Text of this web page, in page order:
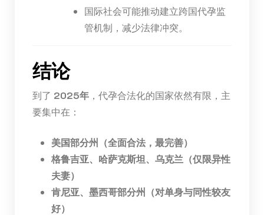
国际社会可能推动建立跨国代孕监
管机制，减少法律冲突。
结论
到了 2025年，代孕合法化的国家依然有限，主
要集中在：
美国部分州（全面合法，最完善）
格鲁吉亚、哈萨克斯坦、乌克兰（仅限异性
夫妻）
肯尼亚、墨西哥部分州（对单身与同性较友
好）